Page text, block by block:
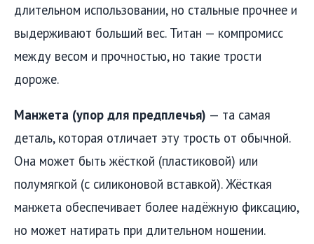
длительном использовании, но стальные прочнее и
выдерживают больший вес. Титан — компромисс
между весом и прочностью, но такие трости
дороже.
Манжета (упор для предплечья) — та самая
деталь, которая отличает эту трость от обычной.
Она может быть жёсткой (пластиковой) или
полумягкой (с силиконовой вставкой). Жёсткая
манжета обеспечивает более надёжную фиксацию,
но может натирать при длительном ношении.